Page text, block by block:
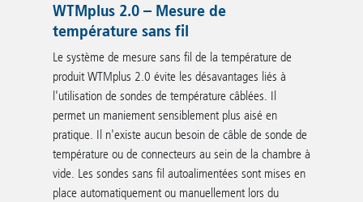
WTMplus 2.0 – Mesure de
température sans fil
Le système de mesure sans fil de la température de
produit WTMplus 2.0 évite les désavantages liés à
l'utilisation de sondes de température câblées. Il
permet un maniement sensiblement plus aisé en
pratique. Il n'existe aucun besoin de câble de sonde de
température ou de connecteurs au sein de la chambre à
vide. Les sondes sans fil autoalimentées sont mises en
place automatiquement ou manuellement lors du